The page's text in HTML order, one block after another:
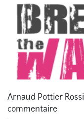
Arnaud Pottier Rossi
commentaire